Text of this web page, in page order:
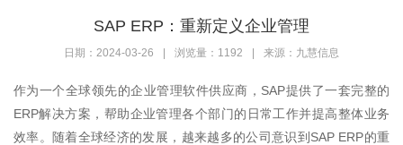
SAP ERP：重新定义企业管理
日期：2024-03-26 浏览量：1192 来源：九慧信息
作为一个全球领先的企业管理软件供应商， SAP提供了一套完整的
ERP解决方案，帮助企业管理各个部门的日常工作并提高整体业务
效率。随着全球经济的发展，越来越多的公司意识到 SAP ERP的重